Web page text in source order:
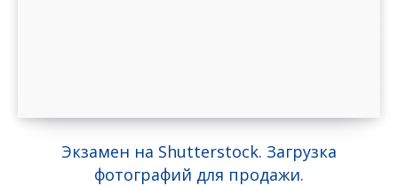
Экзамен на Shutterstock. Загрузка
фотографий для продажи.